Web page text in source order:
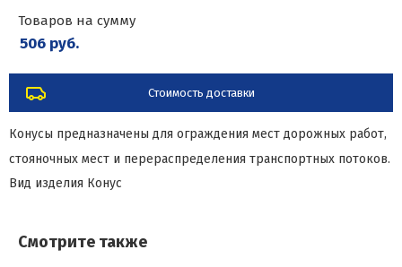
Товаров на сумму
506 руб.
Стоимость доставки
Конусы предназначены для ограждения мест дорожных работ,
стояночных мест и перераспределения транспортных потоков.
Вид изделия Конус
Смотрите также